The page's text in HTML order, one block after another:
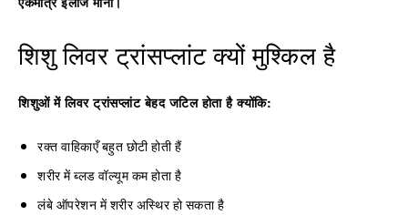
शिशु लिवर ट्रांसप्लांट क्यों मुश्किल है
शिशुओं में लिवर ट्रांसप्लांट बेहद जटिल होता है क्योंकि:
रक्त वाहिकाएँ बहुत छोटी होती हैं
शरीर में ब्लड वॉल्यूम कम होता है
लंबे ऑपरेशन में शरीर अस्थिर हो सकता है